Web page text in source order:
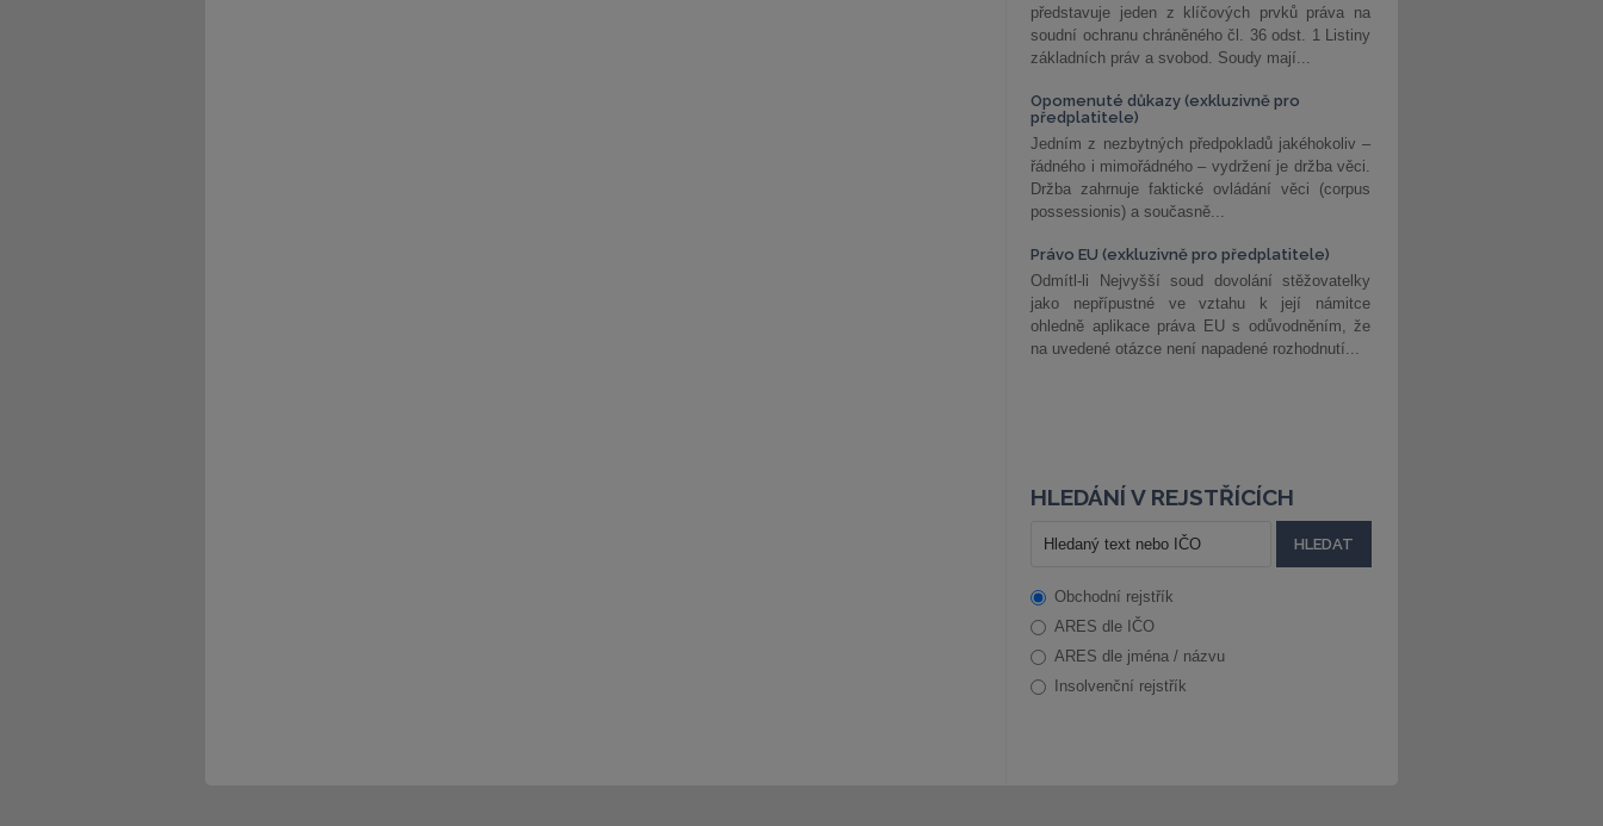
představuje jeden z klíčových prvků práva na
soudní ochranu chráněného čl. 36 odst. 1 Listiny
základních práv a svobod. Soudy mají...
Opomenuté důkazy (exkluzivně pro
předplatitele)
Jedním z nezbytných předpokladů jakéhokoliv –
řádného i mimořádného – vydržení je držba věci.
Držba zahrnuje faktické ovládání věci (corpus
possessionis) a současně...
Právo EU (exkluzivně pro předplatitele)
Odmítl-li Nejvyšší soud dovolání stěžovatelky
jako nepřípustné ve vztahu k její námitce
ohledně aplikace práva EU s odůvodněním, že
na uvedené otázce není napadené rozhodnutí...
HLEDÁNÍ V REJSTŘÍCÍCH
Obchodní rejstřík
ARES dle IČO
ARES dle jména / názvu
Insolvenční rejstřík